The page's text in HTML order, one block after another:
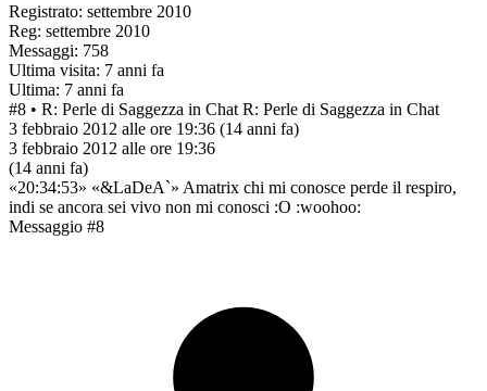
Registrato: settembre 2010
Reg: settembre 2010
Messaggi: 758
Ultima visita: 7 anni fa
Ultima: 7 anni fa
#8 • R: Perle di Saggezza in Chat R: Perle di Saggezza in Chat
3 febbraio 2012 alle ore 19:36 (14 anni fa)
3 febbraio 2012 alle ore 19:36
(14 anni fa)
«20:34:53» «&LaDeA`» Amatrix chi mi conosce perde il respiro,
indi se ancora sei vivo non mi conosci :O :woohoo:
Messaggio #8